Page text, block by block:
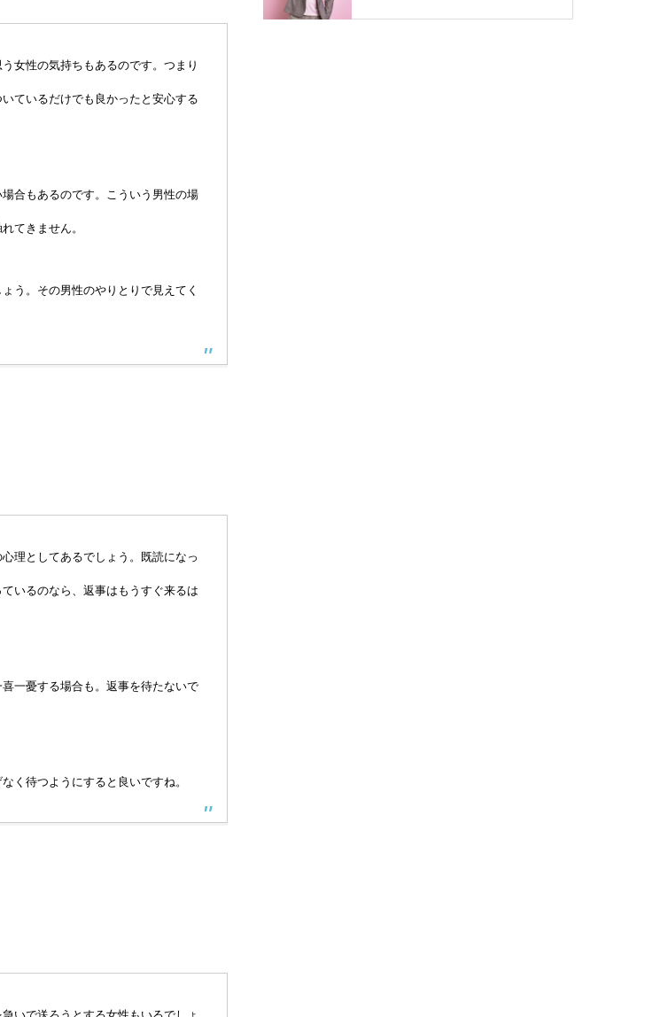
女性の気持ちもあるのです。つまり
ているだけでも良かったと安心する
合もあるのです。こういう男性の場
てきません。
う。その男性のやりとりで見えてく
理としてあるでしょう。既読になっ
いるのなら、返事はもうすぐ来るは
一憂する場合も。返事を待たないで
く待つようにすると良いですね。